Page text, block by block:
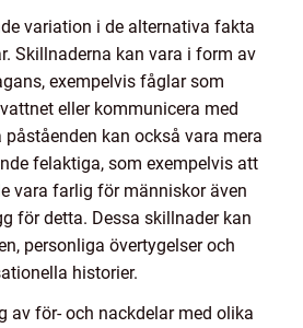
variation i de alternativa fakta
Skillnaderna kan vara i form av
exempelvis fåglar som
eller kommunicera med
kan också vara mera
felaktiga, som exempelvis att
vara farlig för människor även
för detta. Dessa skillnader kan
personliga övertygelser och
historier.
av för- och nackdelar med olika